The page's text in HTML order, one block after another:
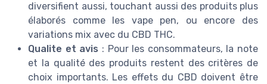
diversifient aussi, touchant aussi des produits plus
élaborés comme les vape pen, ou encore des
variations mix avec du CBD THC.
Qualite et avis : Pour les consommateurs, la note
et la qualité des produits restent des critères de
choix importants. Les effets du CBD doivent être